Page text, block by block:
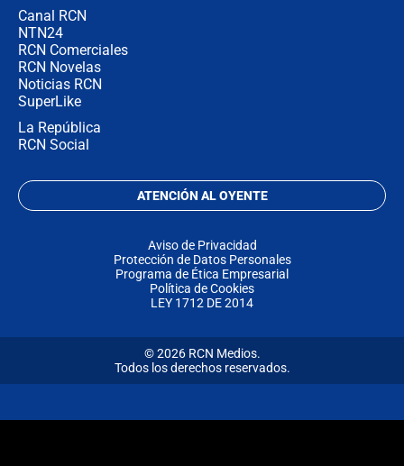
Canal RCN
NTN24
RCN Comerciales
RCN Novelas
Noticias RCN
SuperLike
La República
RCN Social
ATENCIÓN AL OYENTE
Aviso de Privacidad
Protección de Datos Personales
Programa de Ética Empresarial
Política de Cookies
LEY 1712 DE 2014
© 2026 RCN Medios.
Todos los derechos reservados.